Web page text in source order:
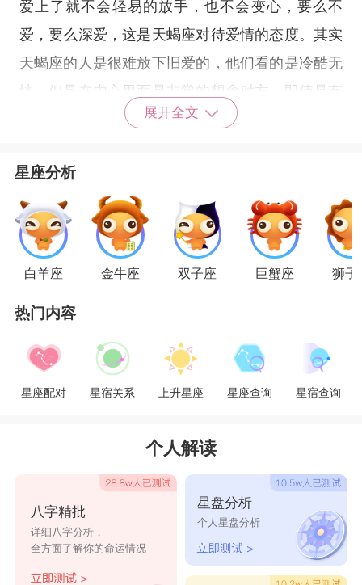
爱上了就不会轻易的放手，也不会变心，要么不
爱，要么深爱，这是天蝎座对待爱情的态度。其实
天蝎座的人是很难放下旧爱的，他们看的是冷酷无
情，但是在内心里面是非常的想念对方，即使是有
了新欢，还是会对前任念念不忘。
双鱼座
双鱼座
的人太向往爱情，对于他们来说，爱情
是生活中最不可或缺的必需品，失去爱情会让他们
感觉到很孤单，所以他们得到爱情就会非常珍惜，
心中永远都会给旧爱留下一个重要的位置，虽然他
们会再次追求爱情，但有了新欢，也无法忘记旧
爱。
星座乐原创文章，转载需注明出处
展开全文
星座分析
白羊座 金牛座 双子座 巨蟹座 狮子
热门内容
星座配对 星宿关系 上升星座 星座查询 星宿查询
个人解读
八字精批
详细八字分析，
全方面了解你的命运情况
星盘分析
个人星盘分析